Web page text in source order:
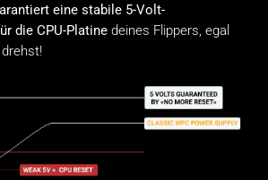
eine stabile 5-Volt-
die CPU-Platine deines Flippers, egal